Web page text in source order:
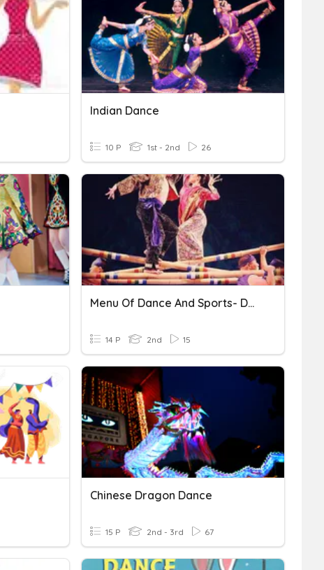
Indian Dance
10 P 1st - 2nd 26
Menu Of Dance And Sports- Dance
14 P 2nd 15
Chinese Dragon Dance
15 P 2nd - 3rd 67